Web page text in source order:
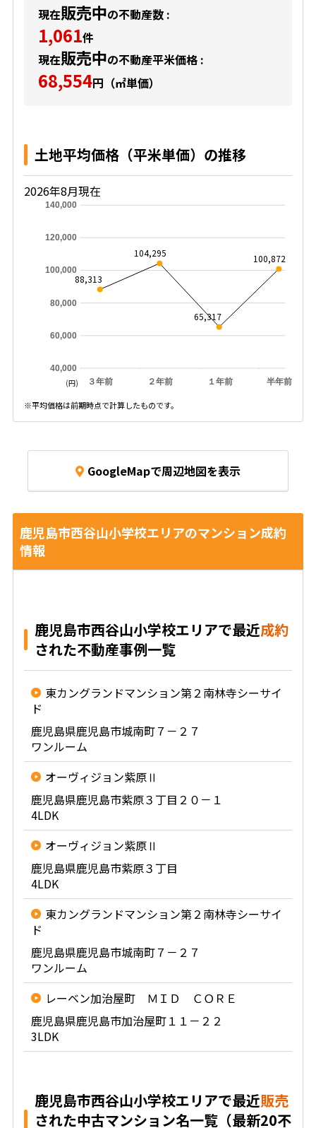
現在販売中の不動産数 :
1,061件
現在販売中の不動産平米価格 :
68,554円（㎡単価）
土地平均価格（平米単価）の推移
2026年8月現在
３年前 ２年前 １年前 半年前
40,000
60,000
80,000
100,000
120,000
140,000
88,313
104,295
65,317
100,872
(円)
※平均価格は前期時点で計算したものです。
GoogleMapで周辺地図を表示
鹿児島市西谷山小学校エリアのマンション成約
情報
鹿児島市西谷山小学校エリアで最近成約
された不動産事例一覧
東カングランドマンション第２南林寺シーサイ
ド
鹿児島県鹿児島市城南町７－２７
ワンルーム
オーヴィジョン紫原Ⅱ
鹿児島県鹿児島市紫原３丁目２０－１
4LDK
オーヴィジョン紫原Ⅱ
鹿児島県鹿児島市紫原３丁目
4LDK
東カングランドマンション第２南林寺シーサイ
ド
鹿児島県鹿児島市城南町７－２７
ワンルーム
レーベン加治屋町 ＭＩＤ ＣＯＲＥ
鹿児島県鹿児島市加治屋町１１－２２
3LDK
鹿児島市西谷山小学校エリアで最近販売
された中古マンション名一覧（最新20不